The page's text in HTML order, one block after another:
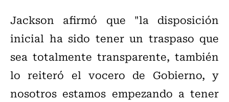
Jackson afirmó que "la disposición
inicial ha sido tener un traspaso que
sea totalmente transparente, también
lo reiteró el vocero de Gobierno, y
nosotros estamos empezando a tener